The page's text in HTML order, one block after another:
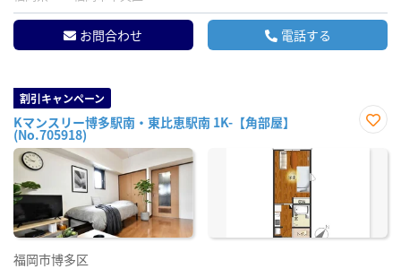
お問合わせ 電話する
割引キャンペーン
Kマンスリー博多駅南・東比恵駅南 1K-【角部屋】
(No.705918)
に入
福岡市博多区